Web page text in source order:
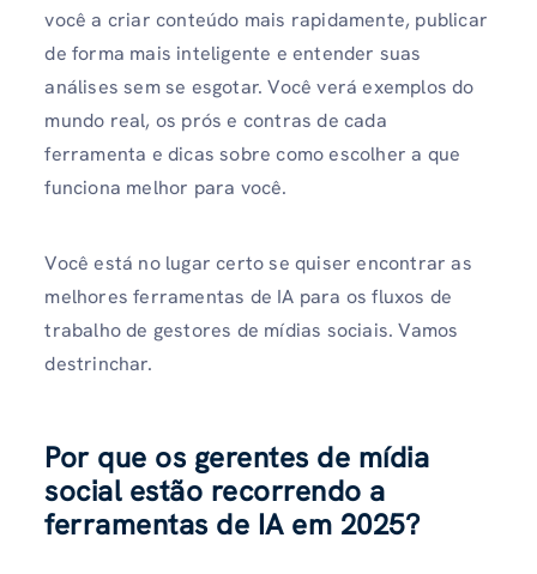
você a criar conteúdo mais rapidamente, publicar
de forma mais inteligente e entender suas
análises sem se esgotar. Você verá exemplos do
mundo real, os prós e contras de cada
ferramenta e dicas sobre como escolher a que
funciona melhor para você.
Você está no lugar certo se quiser encontrar as
melhores ferramentas de IA para os fluxos de
trabalho de gestores de mídias sociais. Vamos
destrinchar.
Por que os gerentes de mídia
social estão recorrendo a
ferramentas de IA em 2025?